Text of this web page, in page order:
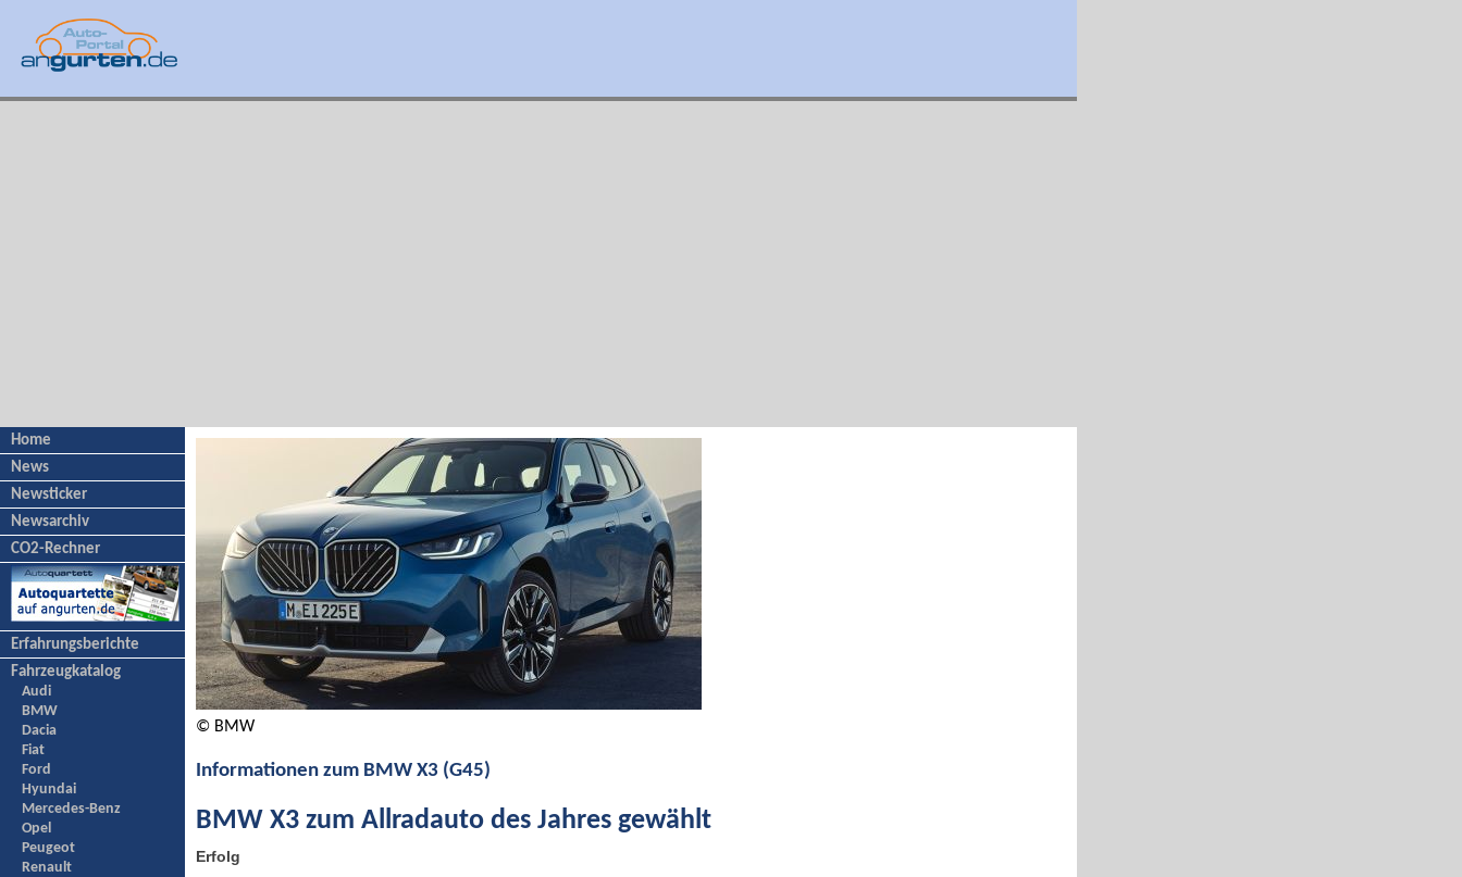
Home
News
Newsticker
Newsarchiv
CO2-Rechner
Erfahrungsberichte
Fahrzeugkatalog
Audi
BMW
Dacia
Fiat
Ford
Hyundai
Mercedes-Benz
Opel
Peugeot
Renault
© BMW
Informationen zum BMW X3 (G45)
BMW X3 zum Allradauto des Jahres gewählt
Erfolg